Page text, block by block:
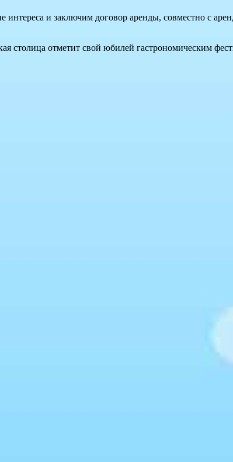
и заключим договор аренды, совместно с
столица отметит свой юбилей гастрономическим